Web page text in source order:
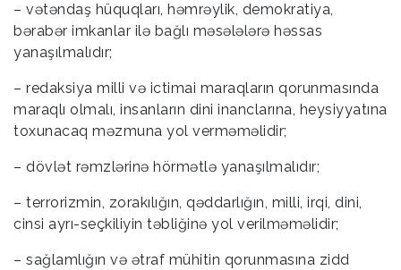
– vətəndaş hüquqları, həmrəylik, demokratiya,
bərabər imkanlar ilə bağlı məsələlərə həssas
yanaşılmalıdır;
– redaksiya milli və ictimai maraqların qorunmasında
maraqlı olmalı, insanların dini inanclarına, heysiyyatına
toxunacaq məzmuna yol verməməlidir;
– dövlət rəmzlərinə hörmətlə yanaşılmalıdır;
– terrorizmin, zorakılığın, qəddarlığın, milli, irqi, dini,
cinsi ayrı-seçkiliyin təbliğinə yol verilməməlidir;
– sağlamlığın və ətraf mühitin qorunmasına zidd